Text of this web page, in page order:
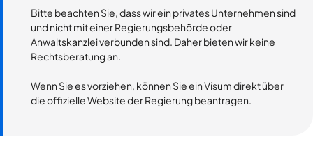
Bitte beachten Sie, dass wir ein privates Unternehmen sind
und nicht mit einer Regierungsbehörde oder
Anwaltskanzlei verbunden sind. Daher bieten wir keine
Rechtsberatung an.
Wenn Sie es vorziehen, können Sie ein Visum direkt über
die offizielle Website der Regierung beantragen.